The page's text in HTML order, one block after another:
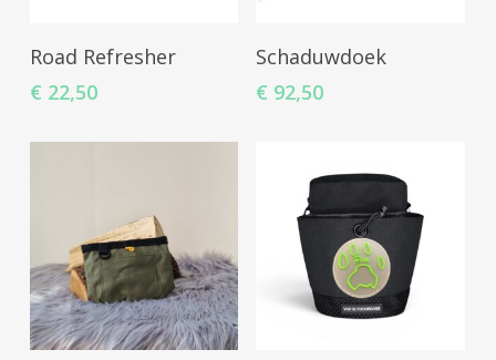
Opties Selecteren
Road Refresher
€ 22,50
Toevoegen Aan
Schaduwdoek
€ 92,50